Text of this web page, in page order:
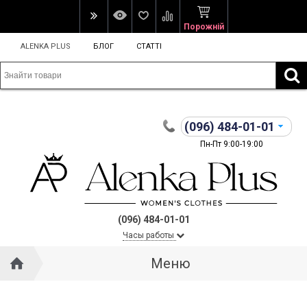
Порожній
ALENKA PLUS БЛОГ СТАТТІ
(096) 484-01-01
Пн-Пт 9:00-19:00
(096) 484-01-01
Часы работы
Меню